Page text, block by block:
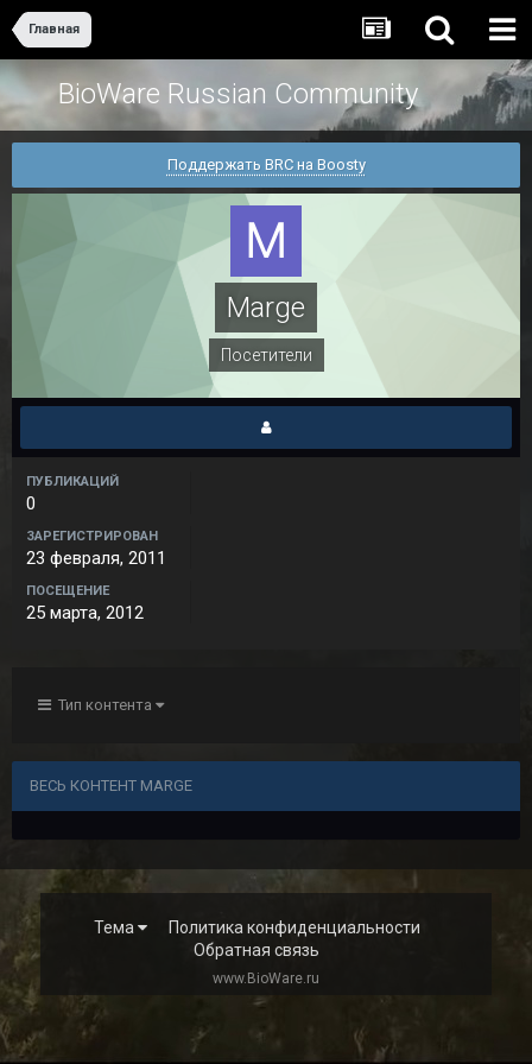
Главная
BioWare Russian Community
Поддержать BRC на Boosty
Marge
Посетители
ПУБЛИКАЦИЙ
0
ЗАРЕГИСТРИРОВАН
23 февраля, 2011
ПОСЕЩЕНИЕ
25 марта, 2012
Тип контента
ВЕСЬ КОНТЕНТ MARGE
Тема
Политика конфиденциальности
Обратная связь
www.BioWare.ru